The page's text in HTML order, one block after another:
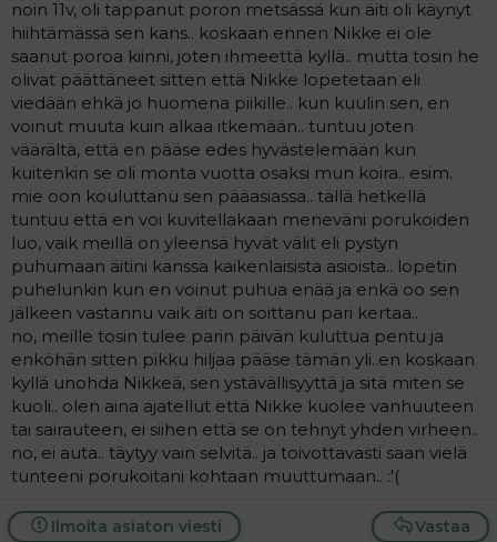
noin 11v, oli tappanut poron metsässä kun äiti oli käynyt
hiihtämässä sen kans.. koskaan ennen Nikke ei ole
saanut poroa kiinni, joten ihmeettä kyllä.. mutta tosin he
olivat päättäneet sitten että Nikke lopetetaan eli
viedään ehkä jo huomena piikille.. kun kuulin sen, en
voinut muuta kuin alkaa itkemään.. tuntuu joten
väärältä, että en pääse edes hyvästelemään kun
kuitenkin se oli monta vuotta osaksi mun koira.. esim.
mie oon kouluttanu sen pääasiassa.. tällä hetkellä
tuntuu että en voi kuvitellakaan meneväni porukoiden
luo, vaik meillä on yleensä hyvät välit eli pystyn
puhumaan äitini kanssa kaikenlaisista asioista.. lopetin
puhelunkin kun en voinut puhua enää ja enkä oo sen
jälkeen vastannu vaik äiti on soittanu pari kertaa..
no, meille tosin tulee parin päivän kuluttua pentu ja
enköhän sitten pikku hiljaa pääse tämän yli..en koskaan
kyllä unohda Nikkeä, sen ystävällisyyttä ja sitä miten se
kuoli.. olen aina ajatellut että Nikke kuolee vanhuuteen
tai sairauteen, ei siihen että se on tehnyt yhden virheen..
no, ei auta.. täytyy vain selvitä.. ja toivottavasti saan vielä
tunteeni porukoitani kohtaan muuttumaan.. :'(
Vastaa
Ilmoita asiaton viesti